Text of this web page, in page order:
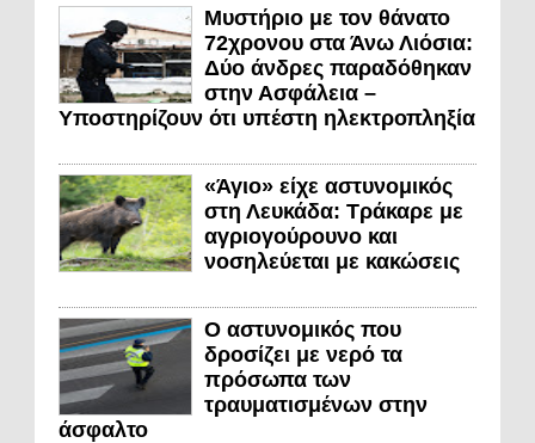
Μυστήριο με τον θάνατο
72χρονου στα Άνω Λιόσια:
Δύο άνδρες παραδόθηκαν
στην Ασφάλεια –
Υποστηρίζουν ότι υπέστη ηλεκτροπληξία
«Άγιο» είχε αστυνομικός
στη Λευκάδα: Τράκαρε με
αγριογούρουνο και
νοσηλεύεται με κακώσεις
Ο αστυνομικός που
δροσίζει με νερό τα
πρόσωπα των
τραυματισμένων στην
άσφαλτο